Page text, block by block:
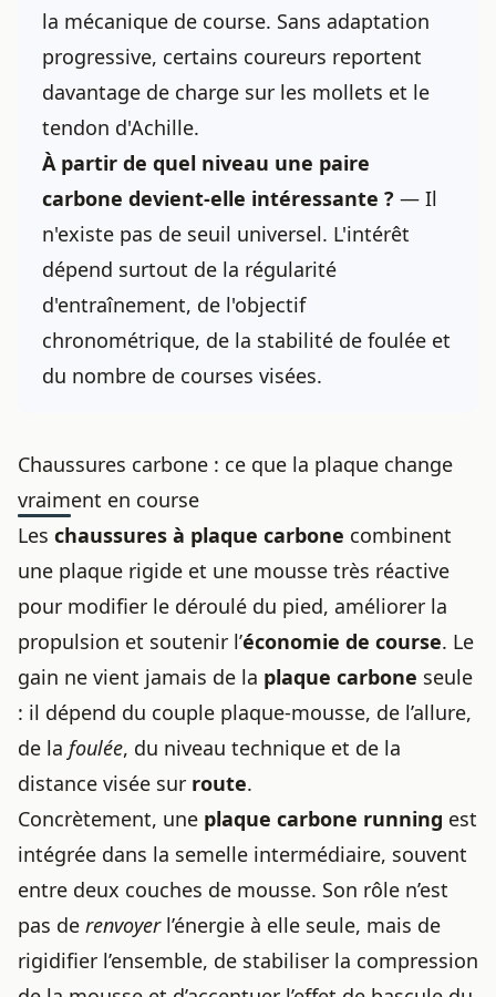
la mécanique de course. Sans adaptation
progressive, certains coureurs reportent
davantage de charge sur les mollets et le
tendon d'Achille.
À partir de quel niveau une paire
carbone devient-elle intéressante ? — Il
n'existe pas de seuil universel. L'intérêt
dépend surtout de la régularité
d'entraînement, de l'objectif
chronométrique, de la stabilité de foulée et
du nombre de courses visées.
Chaussures carbone : ce que la plaque change
vraiment en course
Les chaussures à plaque carbone combinent
une plaque rigide et une mousse très réactive
pour modifier le déroulé du pied, améliorer la
propulsion et soutenir l’économie de course. Le
gain ne vient jamais de la plaque carbone seule
: il dépend du couple plaque-mousse, de l’allure,
de la foulée, du niveau technique et de la
distance visée sur route.
Concrètement, une plaque carbone running est
intégrée dans la semelle intermédiaire, souvent
entre deux couches de mousse. Son rôle n’est
pas de renvoyerl’énergie à elle seule, mais de
rigidifier l’ensemble, de stabiliser la compression